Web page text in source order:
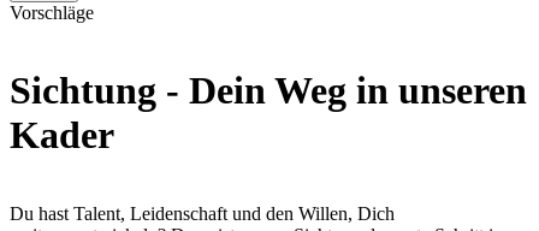
Vorschläge
Sichtung - Dein Weg in unseren
Kader
Du hast Talent, Leidenschaft und den Willen, Dich